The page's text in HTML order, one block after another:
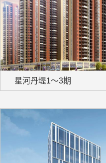
星河丹堤1～3期